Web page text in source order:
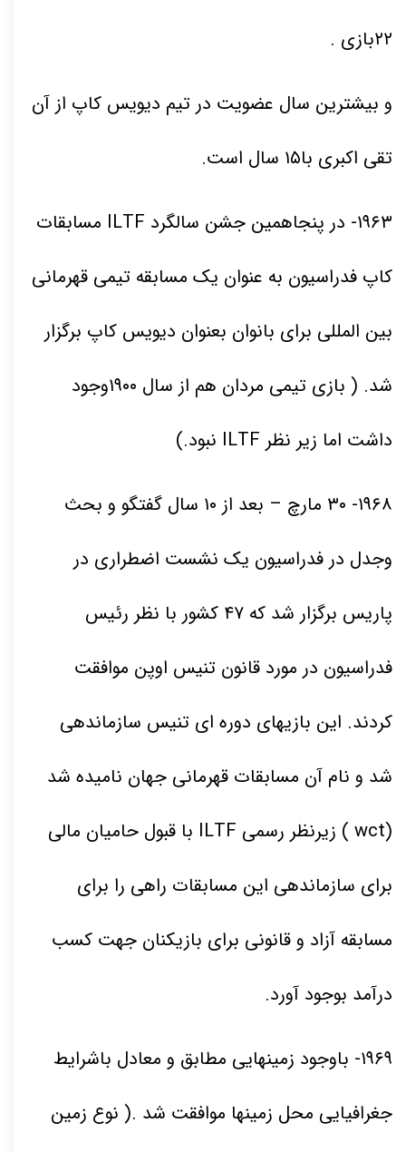
۲۲بازی .
و بیشترین سال عضویت در تیم دیویس کاپ از آن
تقی اکبری با۱۵ سال است.
۱۹۶۳
- در پنجاهمین جشن سالگرد ILTF مسابقات
کاپ فدراسیون به عنوان یک مسابقه تیمی قهرمانی
بین المللی برای بانوان بعنوان دیویس کاپ برگزار
شد. ( بازی تیمی مردان هم از سال ۱۹۰۰وجود
داشت اما زیر نظر
۱۹۶۸- ۳۰ مارچ – بعد از ۱۰ سال گفتگو و بحث
وجدل در فدراسیون یک نشست اضطراری در
پاریس برگزار شد که ۴۷ کشور با نظر رئیس
فدراسیون در مورد قانون تنیس اوپن موافقت
کردند. این بازیهای دوره ای تنیس سازماندهی
شد و نام آن مسابقات قهرمانی جهان نامیده شد
(wct ) زیرنظر رسمی ILTF با قبول حامیان مالی
برای سازماندهی این مسابقات راهی را برای
مسابقه آزاد و قانونی برای بازیکنان جهت کسب
درآمد بوجود آورد.
۱۹۶۹- باوجود زمینهایی مطابق و معادل باشرایط
جغرافیایی محل زمینها موافقت شد .( نوع زمین